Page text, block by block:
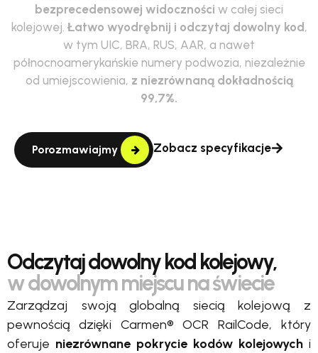
bezprecedensowej widoczności w całej sieci
kolejowej. Łatwo wyodrębnij i odczytaj dowolny kod ,
w tym UIC, BRA, RUS, AAR, a nawet
północnoamerykańskie numery podwozia, niezależnie
od umiejscowienia, z niezrównaną dokładnością
99,7%.
Porozmawiajmy Zobacz specyfikacje
Odczytaj dowolny kod kolejowy,
w dowolnym miejscu na świecie
Zarządzaj swoją globalną siecią kolejową z
pewnością dzięki Carmen® OCR RailCode, który
oferuje niezrównane pokrycie kodów kolejowych i